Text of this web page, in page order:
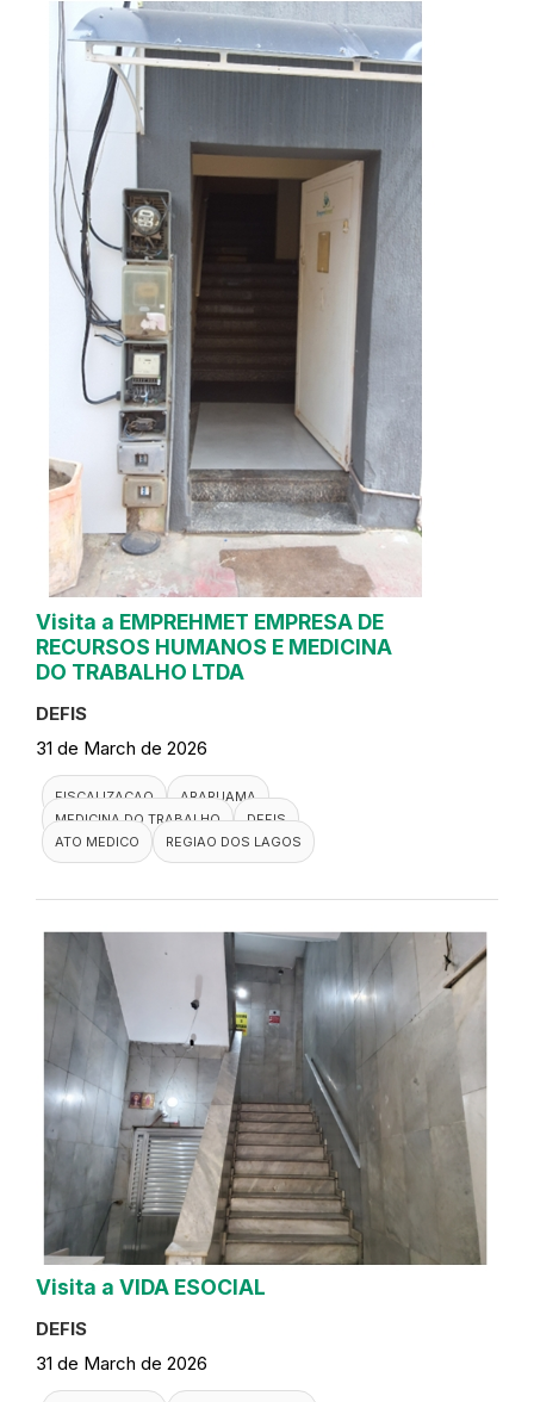
Visita a EMPREHMET EMPRESA DE
RECURSOS HUMANOS E MEDICINA
DO TRABALHO LTDA
DEFIS
31 de March de 2026
FISCALIZACAO
ARARUAMA
MEDICINA DO TRABALHO
DEFIS
ATO MEDICO
REGIAO DOS LAGOS
Visita a VIDA ESOCIAL
DEFIS
31 de March de 2026